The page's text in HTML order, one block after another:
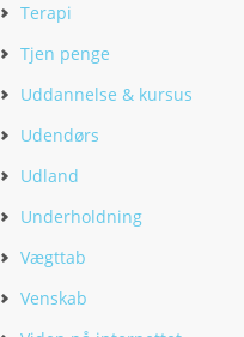
Terapi
Tjen penge
Uddannelse & kursus
Udendørs
Udland
Underholdning
Vægttab
Venskab